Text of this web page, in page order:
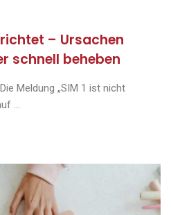
– Ursachen
schnell beheben
Meldung „SIM 1 ist nicht
...